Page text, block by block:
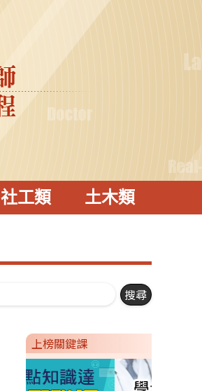
社工類 土木類
上榜關鍵課